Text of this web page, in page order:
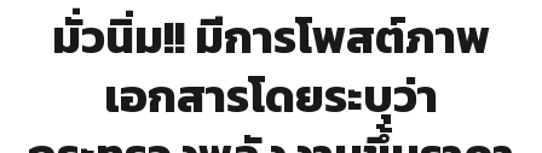
มั่วนิ่ม!! มีการโพสต์ภาพ
เอกสารโดยระบุว่า